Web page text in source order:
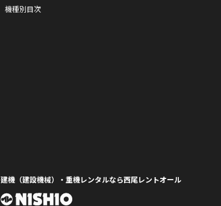
機種別目次
建機（建設機械）・重機レンタルなら西尾レントオール